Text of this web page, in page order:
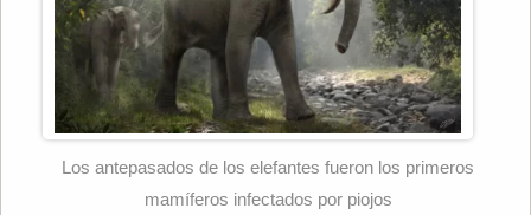
Los antepasados de los elefantes fueron los primeros
mamíferos infectados por piojos